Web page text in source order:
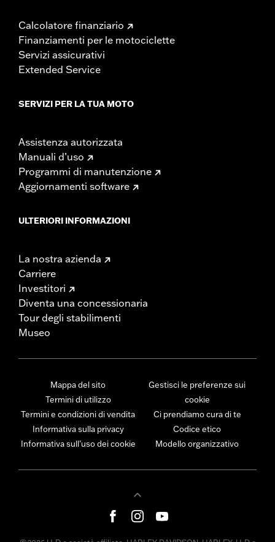
Calcolatore finanziario
Finanziamenti per le motociclette
Servizi assicurativi
Extended Service
SERVIZI PER LA TUA MOTO
Assistenza autorizzata
Manuali d’uso
Programmi di manutenzione
Aggiornamenti software
ULTERIORI INFORMAZIONI
La nostra azienda
Carriere
Investitori
Diventa una concessionaria
Tour degli stabilimenti
Museo
Mappa del sito
Termini di utilizzo
Termini e condizioni di vendita
Informativa sulla privacy
Informativa sull’uso dei cookie
Gestisci le preferenze sui
cookie
Ci prendiamo cura di te
Codice etico
Modello organizzativo